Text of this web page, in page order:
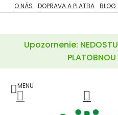
Prejsť
na
Upozornenie:
O NÁS DOPRAVA A PLATBA BLOG
ZĽAVY
POTREBY
A
LIEKY